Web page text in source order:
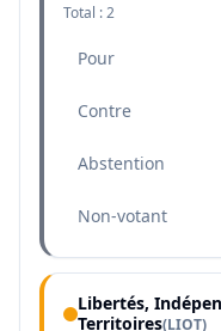
Total :2
Pour
Contre
Abstention
Non-votant
Libertés,
Territoires(LIOT)